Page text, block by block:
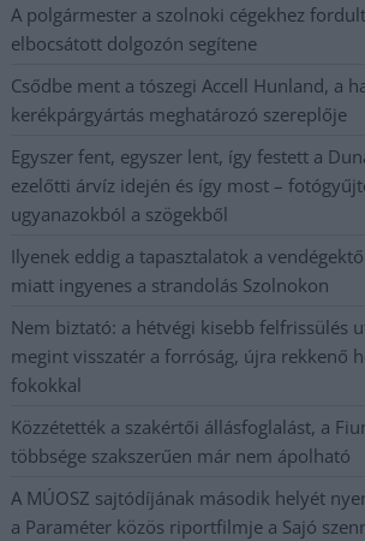
A polgármester a szolnoki cégekhez
elbocsátott dolgozón segítene
Csődbe ment a tószegi Accell Hunland, a
kerékpárgyártás meghatározó szereplője
Egyszer fent, egyszer lent, így festett a
ezelőtti árvíz idején és így most –
ugyanazokból a szögekből
Ilyenek eddig a tapasztalatok a
miatt ingyenes a strandolás Szolnokon
Nem biztató: a hétvégi kisebb felfrissülés
megint visszatér a forróság, újra rekkenő
fokokkal
Közzétették a szakértői állásfoglalást, a
többsége szakszerűen már nem ápolható
A MÚOSZ sajtódíjának második helyét
a Paraméter közös riportfilmje a Sajó